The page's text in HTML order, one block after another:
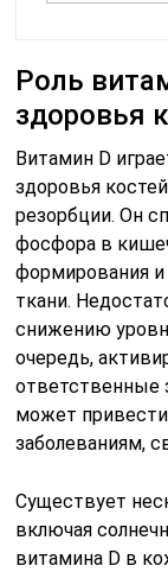
Роль
здоровья
Витамин D
здоровья
резорбции. Он
фосфора в
формирования
ткани.
снижению
очередь,
ответственные
может
заболеваниям,
Существует
включая
витамина D в